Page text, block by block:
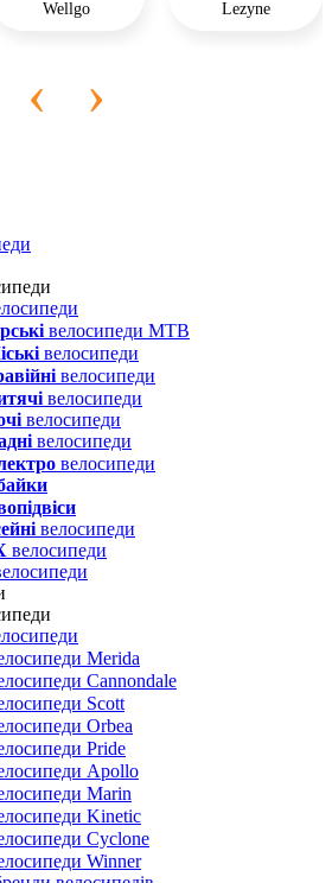
Wellgo Lezyne
‹ ›
велосипеди MTB
велосипеди
велосипеди
велосипеди
велосипеди
велосипеди
велосипеди
велосипеди
велосипеди
Merida
Cannondale
Scott
Orbea
Pride
Apollo
Marin
Kinetic
Cyclone
Winner